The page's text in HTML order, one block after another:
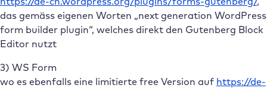
das gemäss eigenen Worten „next generation WordPress
form builder plugin“, welches direkt den Gutenberg Block
Editor nutzt
3) WS Form
wo es ebenfalls eine limitierte free Version auf https://de-